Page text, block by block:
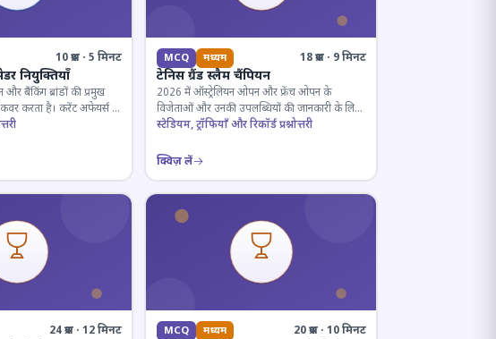
10 प्रश्न · 5 मिनट
नियुक्तियाँ
बैंकिंग ब्रांडों की प्रमुख
कवर करता है। करेंट अफेयर्स के
MCQ मध्यम 18 प्रश्न · 9 मिनट
टेनिस ग्रैंड स्लैम चैंपियन
2026 में ऑस्ट्रेलियन ओपन और फ्रेंच ओपन के
विजेताओं और उनकी उपलब्धियों की जानकारी के लिए
क्विज़।
स्टेडियम, ट्रॉफियाँ और रिकॉर्ड प्रश्नोत्तरी
क्विज़ लें
24 प्रश्न · 12 मिनट MCQ मध्यम 20 प्रश्न · 10 मिनट